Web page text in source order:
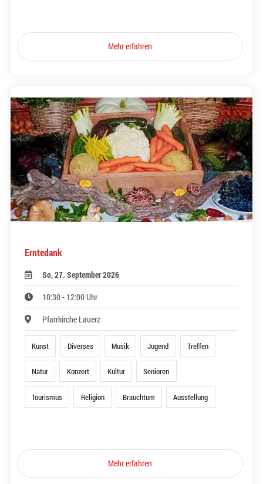
Mehr erfahren
Erntedank
So, 27. September 2026
10:30 - 12:00 Uhr
Pfarrkirche Lauerz
Kunst Diverses Musik Jugend Treffen
Natur Konzert Kultur Senioren
Tourismus Religion Brauchtum Ausstellung
Mehr erfahren